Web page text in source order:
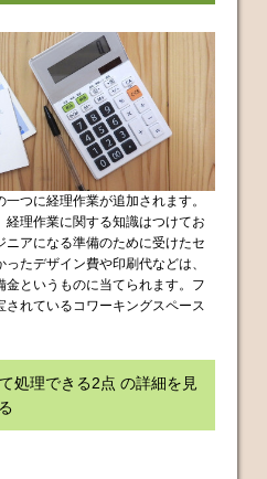
つに経理作業が追加されます。
理作業に関する知識はつけてお
アになる準備のために受けたセ
たデザイン費や印刷代などは、
というものに当てられます。フ
れているコワーキングスペース
処理できる2点 の詳細を見
る